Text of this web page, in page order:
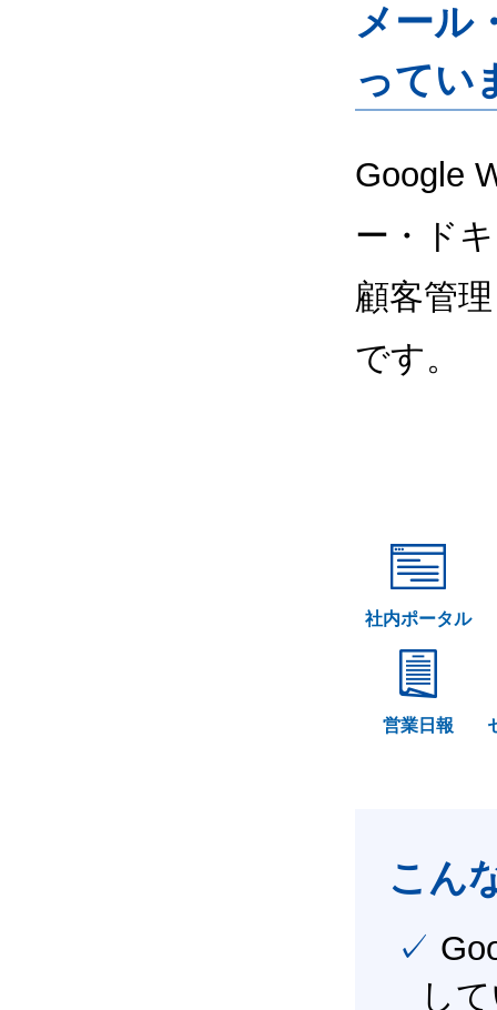
メール
ってい
Google
ー・ド
顧客管
です。
社内ポータル
営業日報
こん
✓ Google Workspace（旧G Suite） を社内で導入
し